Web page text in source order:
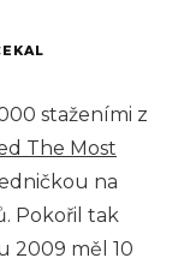
staženími z
The Most
na
Pokořil tak
2009 měl 10